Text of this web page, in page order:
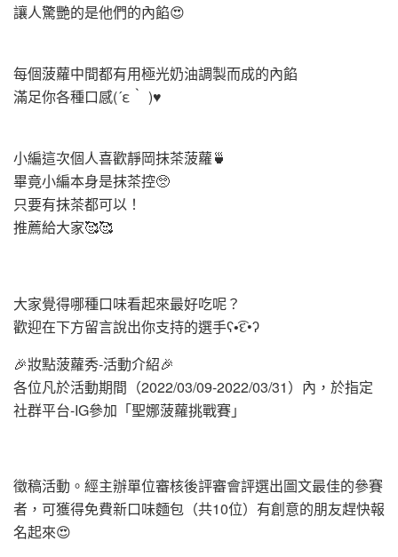
讓人驚艷的是他們的內餡😍
每個菠蘿中間都有用極光奶油調製而成的內餡
滿足你各種口感(´ε｀ )♥
小編這次個人喜歡靜岡抹茶菠蘿🍵
畢竟小編本身是抹茶控🥺
只要有抹茶都可以！
推薦給大家🥰🥰
大家覺得哪種口味看起來最好吃呢？
歡迎在下方留言說出你支持的選手ʕ•͡દ•ʔ
🎉妝點菠蘿秀-活動介紹🎉
各位凡於活動期間（2022/03/09-2022/03/31）內，於指定
社群平台-IG參加「聖娜菠蘿挑戰賽」
徵稿活動。經主辦單位審核後評審會評選出圖文最佳的參賽
者，可獲得免費新口味麵包（共10位）有創意的朋友趕快報
名起來😍